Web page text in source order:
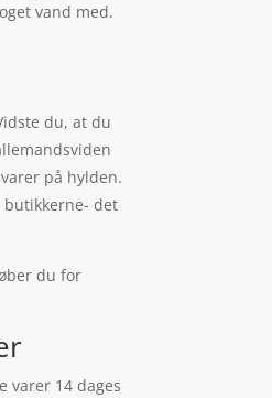
vand med.
du, at du
på hylden.
det
du for
varer 14 dages